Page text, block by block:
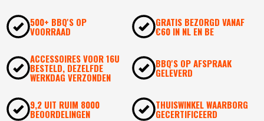
500+ BBQ'S OP
VOORRAAD
GRATIS BEZORGD VANAF
€60 IN NL EN BE
ACCESSOIRES VOOR 16U
BESTELD, DEZELFDE
WERKDAG VERZONDEN
BBQ'S OP AFSPRAAK
GELEVERD
9,2 UIT RUIM 8000
BEOORDELINGEN
THUISWINKEL WAARBORG
GECERTIFICEERD